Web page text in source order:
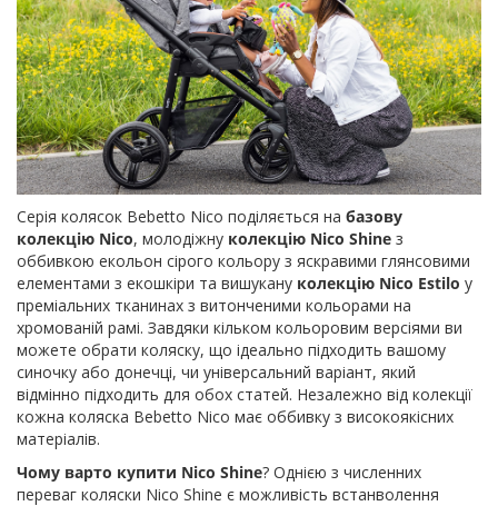
Серія колясок Bebetto Nico поділяється на базову
колекцію Nico, молодіжну колекцію Nico Shine з
оббивкою екольон сірого кольору з яскравими глянсовими
елементами з екошкіри та вишукану колекцію Nico Estilo у
преміальних тканинах з витонченими кольорами на
хромованій рамі. Завдяки кільком кольоровим версіями ви
можете обрати коляску, що ідеально підходить вашому
синочку або донечці, чи універсальний варіант, який
відмінно підходить для обох статей. Незалежно від колекції
кожна коляска Bebetto Nico має оббивку з високоякісних
матеріалів.
Чому варто купити Nico Shine? Однією з численних
переваг коляски Nico Shine є можливість встанволення